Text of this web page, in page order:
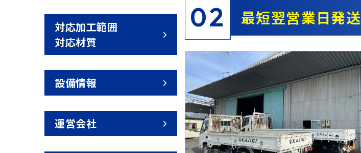
02 最短翌営業日発送
対応加工範囲
対応材質
設備情報
運営会社